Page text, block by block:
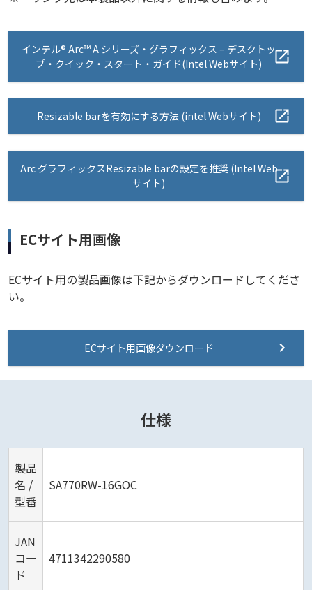
インテル® Arc™ A シリーズ・グラフィックス – デスクトッ
プ・クイック・スタート・ガイド(Intel Webサイト)
Resizable barを有効にする方法 (intel Webサイト)
Arc グラフィックスResizable barの設定を推奨 (Intel Web
サイト)
ECサイト用画像
ECサイト用の製品画像は下記からダウンロードしてくださ
い。
ECサイト用画像ダウンロード
仕様
製品
名 /
型番
SA770RW-16GOC
JAN
コー
ド
4711342290580